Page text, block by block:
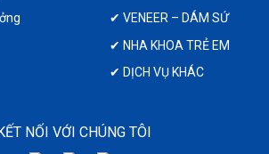
✔ VENEER – DÁM SỨ
✔ NHA KHOA TRẺ EM
✔ DỊCH VỤ KHÁC
NỐI VỚI CHÚNG TÔI